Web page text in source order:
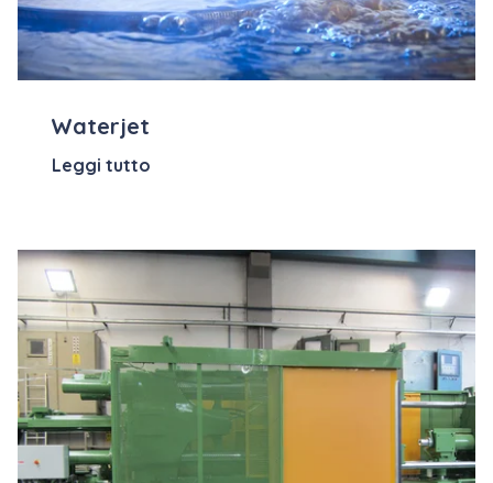
Waterjet
Leggi tutto